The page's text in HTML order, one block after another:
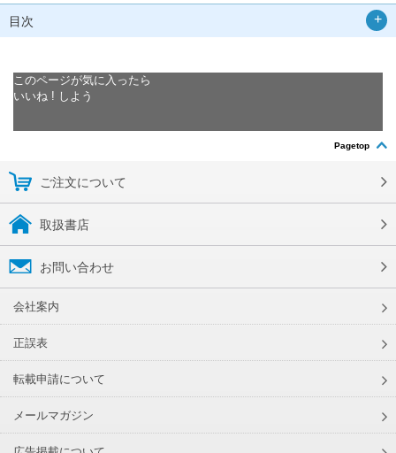
目次
このページが気に入ったら
いいね ! しよう
Pagetop
ご注文について
取扱書店
お問い合わせ
会社案内
正誤表
転載申請について
メールマガジン